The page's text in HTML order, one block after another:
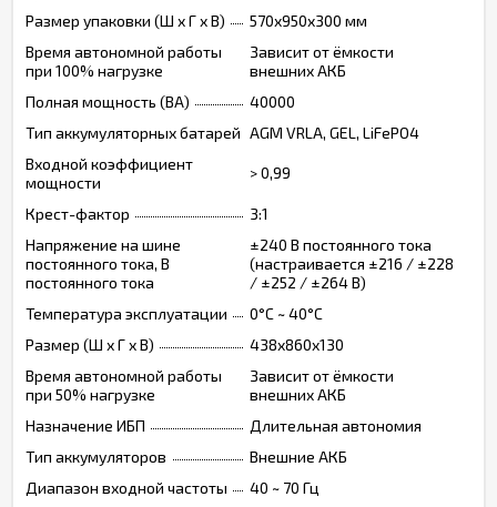
Размер упаковки (Ш х Г х В)
570х950х300 мм
Время автономной работы
при 100% нагрузке
Зависит от ёмкости
внешних АКБ
Полная мощность (ВА)
40000
Тип аккумуляторных батарей AGM VRLA, GEL, LiFePO4
Входной коэффициент
мощности
> 0,99
Крест-фактор
3:1
Напряжение на шине
постоянного тока, В
постоянного тока
±240 В постоянного тока
(настраивается ±216 / ±228
/ ±252 / ±264 В)
Температура эксплуатации
0°C ~ 40°C
Размер (Ш х Г х В)
438х860х130
Время автономной работы
при 50% нагрузке
Зависит от ёмкости
внешних АКБ
Назначение ИБП
Длительная автономия
Тип аккумуляторов
Внешние АКБ
Диапазон входной частоты
40 ~ 70 Гц